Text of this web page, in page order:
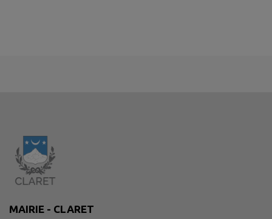
MAIRIE - CLARET